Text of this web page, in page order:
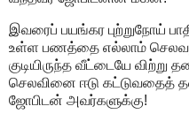
இவரைப் பயங்கர புற்றுநோய்
உள்ள பணத்தை எல்லாம்
குடியிருந்த வீட்டையே விற்று
செலவினை ஈடு கட்டுவதைத்
ஜோபிடன் அவர்களுக்கு!